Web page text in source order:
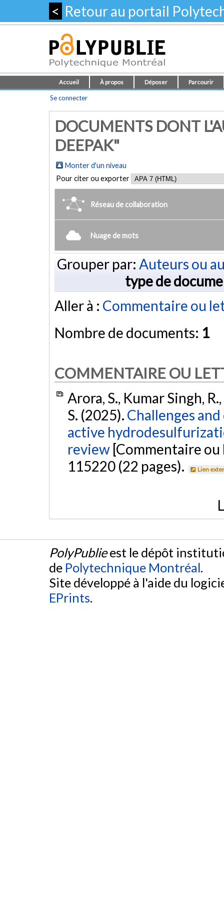
< Retour au portail
Accueil À propos Déposer Parcourir
Se connecter
DOCUMENTS DONT
DEEPAK"
Monter d'un niveau
Pour citer ou exporter
Réseau de collaboration
Nuage de mots
Grouper par: Auteurs ou
type de
Aller à : Commentaire ou
Nombre de documents: 1
COMMENTAIRE OU
Arora, S., Kumar Singh,
S. (2025). Challenges
active
review[Commentaire
115220 (22 pages).
Lien
PolyPublieest le dépôt
de Polytechnique Montréal.
Site développé à l'aide du
EPrints.